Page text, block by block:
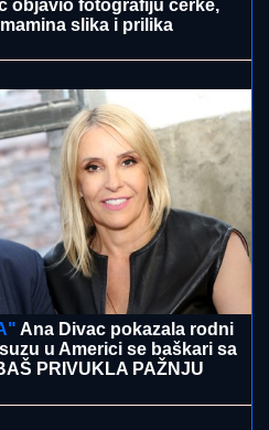
U šik izdanju došla na
kombi: "U papučama sam,
DA NAS PRIJAVI CENTRU
RAD"Verica
na početku karijere prošla
ove reč i danas joj
u ušima: "Oduzeće vam
ZATVORILA objekat
u Crnoj Gori, on